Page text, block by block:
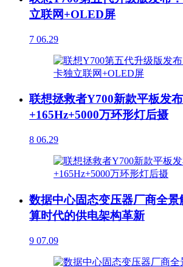
立联网+OLED屏
7 06.29
联想拯救者Y700新款平板发
+165Hz+5000万环形灯后摄
8 06.29
数据中心固态变压器厂商全
算时代的供电架构革新
9 07.09